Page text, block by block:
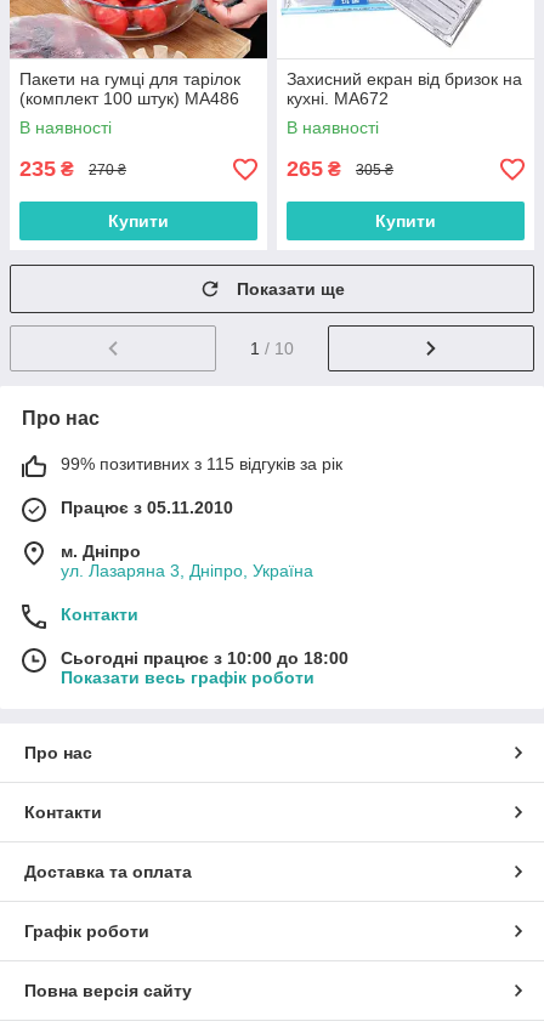
Пакети на гумці для тарілок
(комплект 100 штук) MA486
В наявності
235 ₴ 270 ₴
Купити
Захисний екран від бризок на
кухні. MA672
В наявності
265 ₴ 305 ₴
Купити
Показати ще
1 / 10
Про нас
99% позитивних з 115 відгуків за рік
Працює з 05.11.2010
м. Дніпро
ул. Лазаряна 3, Дніпро, Україна
Контакти
Сьогодні працює з 10:00 до 18:00
Показати весь графік роботи
Про нас
Контакти
Доставка та оплата
Графік роботи
Повна версія сайту